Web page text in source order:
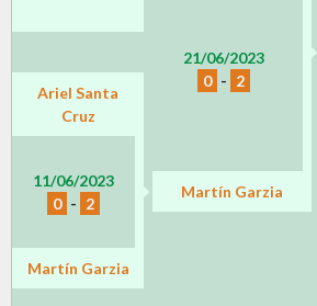
21/06/2023
0 - 2
Ariel Santa
Cruz
11/06/2023
0 - 2
Martín Garzia
Martín Garzia